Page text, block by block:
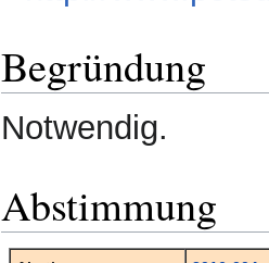
Begründung
Notwendig.
Abstimmung